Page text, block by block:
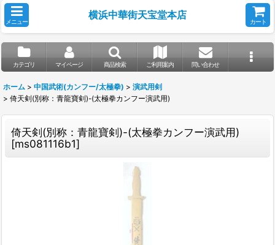
メニュー
横浜中華街天宝堂本店
カート
カテゴリ マイページ 商品検索 ご利用案内 問い合わせ
ホーム > 中国武術(カンフー/太極拳) > 演武用剣
> 倚天剣(別称：青龍寶剣)-(太極拳カンフー演武用)
倚天剣(別称：青龍寶剣)-(太極拳カンフー演武用)
[ms081116b1]